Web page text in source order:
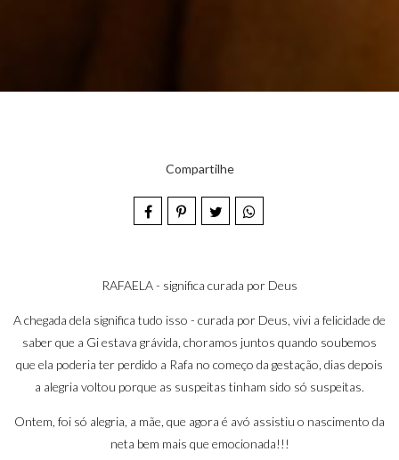
Compartilhe
RAFAELA - significa curada por Deus
A chegada dela significa tudo isso - curada por Deus, vivi a felicidade de
saber que a Gi estava grávida, choramos juntos quando soubemos
que ela poderia ter perdido a Rafa no começo da gestação, dias depois
a alegria voltou porque as suspeitas tinham sido só suspeitas.
Ontem, foi só alegria, a mãe, que agora é avó assistiu o nascimento da
neta bem mais que emocionada!!!